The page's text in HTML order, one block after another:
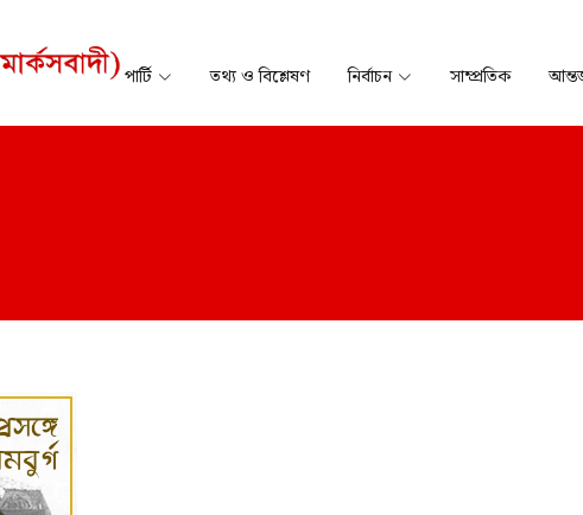
পার্টি তথ্য ও বিশ্লেষণ নির্বাচন সাম্প্রতিক